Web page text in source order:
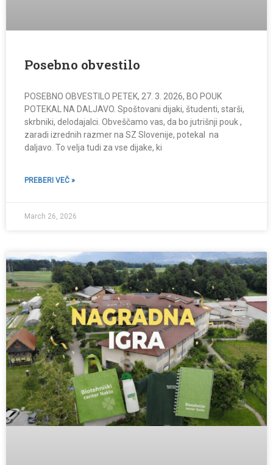
Posebno obvestilo
POSEBNO OBVESTILO PETEK, 27. 3. 2026, BO POUK
POTEKAL NA DALJAVO. Spoštovani dijaki, študenti, starši,
skrbniki, delodajalci. Obveščamo vas, da bo jutrišnji pouk ,
zaradi izrednih razmer na SZ Slovenije, potekal na
daljavo. To velja tudi za vse dijake, ki
PREBERI VEČ »
March 26, 2026